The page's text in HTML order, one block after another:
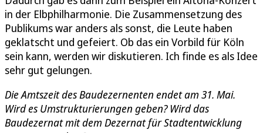
in der Elbphilharmonie. Die Zusammensetzung des
Publikums war anders als sonst, die Leute haben
geklatscht und gefeiert. Ob das ein Vorbild für Köln
sein kann, werden wir diskutieren. Ich finde es als Idee
sehr gut gelungen.
Die Amtszeit des Baudezernenten endet am 31. Mai.
Wird es Umstrukturierungen geben? Wird das
Baudezernat mit dem Dezernat für Stadtentwicklung